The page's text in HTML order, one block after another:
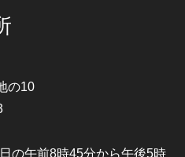
の10
の午前8時45分から午後5時